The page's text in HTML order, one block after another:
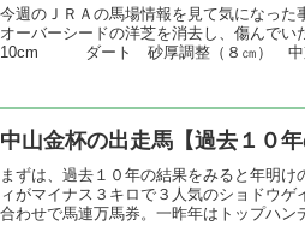
今週のＪＲＡの馬場情報を見て気に
オーバーシードの洋芝を消去し、傷
10cm ダート 砂厚調整（８㎝）
中山金杯の出走馬【過去１０
まずは、過去１０年の結果をみると年明
ィがマイナス３キロで３人気のショドウ
合わせで馬連万馬券。一昨年はトップハン